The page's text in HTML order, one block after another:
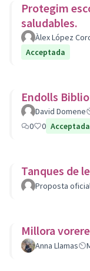
Protegim
saludables.
Àlex López
Acceptada
Endolls
David Domene
0
0 Acceptada
Tanques de
Proposta
Millora
Anna Llamas